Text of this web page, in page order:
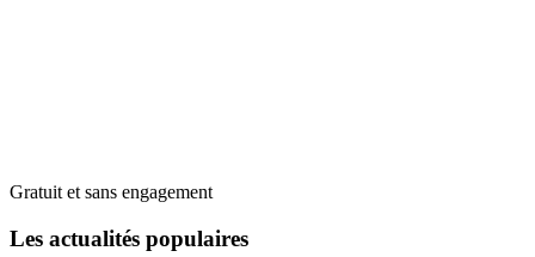
Gratuit et sans engagement
Les actualités populaires